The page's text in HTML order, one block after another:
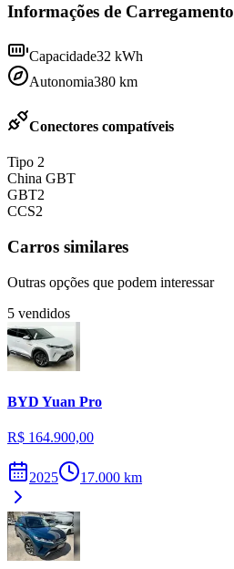
Informações de Carregamento
Capacidade32 kWh
Autonomia380 km
Conectores compatíveis
Tipo 2
China GBT
GBT2
CCS2
Carros similares
Outras opções que podem interessar
5 vendidos
BYD Yuan Pro
R$ 164.900,00
2025 17.000 km